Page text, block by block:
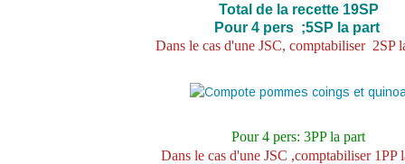
Total de la recette 19SP
Pour 4 pers ;5SP la part
Dans le cas d'une JSC, comptabiliser 2SP
Pour 4 pers: 3PP la part
Dans le cas d'une JSC ,comptabiliser 1PP